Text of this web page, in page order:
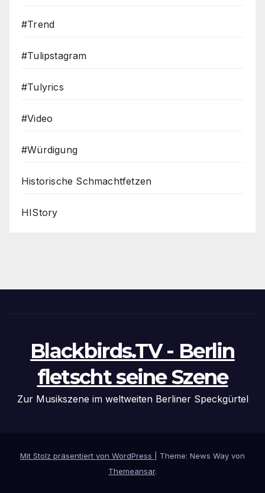
#Trend
#Tulipstagram
#Tulyrics
#Video
#Würdigung
Historische Schmachtfetzen
HIStory
Blackbirds.TV - Berlin
fletscht seine Szene
Zur Musikszene im weltweiten Berliner Speckgürtel
Mit Stolz präsentiert von WordPress
Theme: News Way von
Themeansar.